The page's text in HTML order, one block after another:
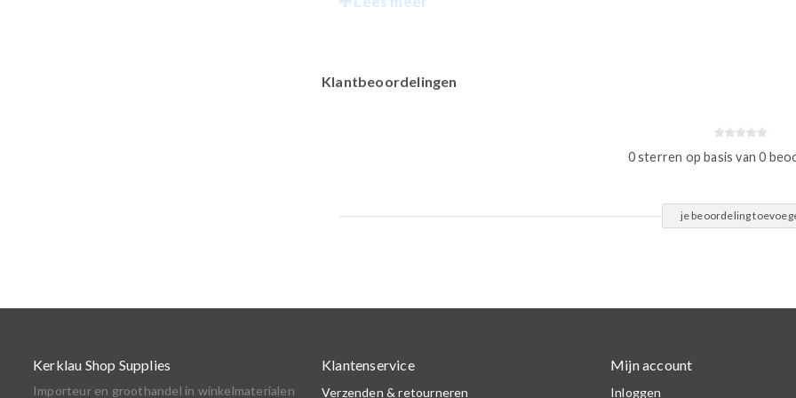
Klantbeoordelingen
0 sterren op basis van 0
je beoordeling
Kerklau Shop Supplies
Importeur en groothandel in winkelmaterialen
Klantenservice
Verzenden & retourneren
Mijn account
Inloggen